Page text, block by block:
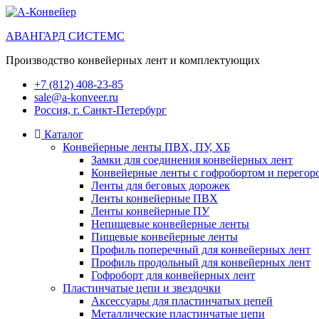
АВАНГАРД СИСТЕМС
Производство конвейерных лент и комплектующих
+7 (812) 408-23-85
sale@a-konveer.ru
Россия, г. Санкт-Петербург
Каталог
Конвейерные ленты ПВХ, ПУ, ХБ
Замки для соединения конвейерных лент
Конвейерные ленты с гофробортом и
Ленты для беговых дорожек
Ленты конвейерные ПВХ
Ленты конвейерные ПУ
Непищевые конвейерные ленты
Пищевые конвейерные ленты
Профиль поперечный для конвейерных лент
Профиль продольный для конвейерных лент
Гофроборт для конвейерных лент
Пластинчатые цепи и звездочки
Аксессуары для пластинчатых цепей
Металлические пластинчатые цепи